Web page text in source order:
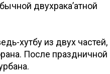
двухрака’атной
хутбу из двух частей,
После праздничной